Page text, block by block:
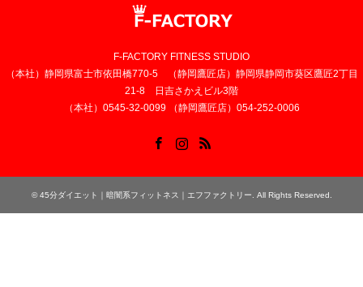
F-FACTORY FITNESS STUDIO
（本社）静岡県富士市依田橋770-5 （静岡鷹匠店）静岡県静岡市葵区鷹匠2丁目
21-8 日吉さかえビル3階
（本社）0545-32-0099 （静岡鷹匠店）054-252-0006
©45分ダイエット｜暗闇系フィットネス｜エフファクトリー . All Rights Reserved.